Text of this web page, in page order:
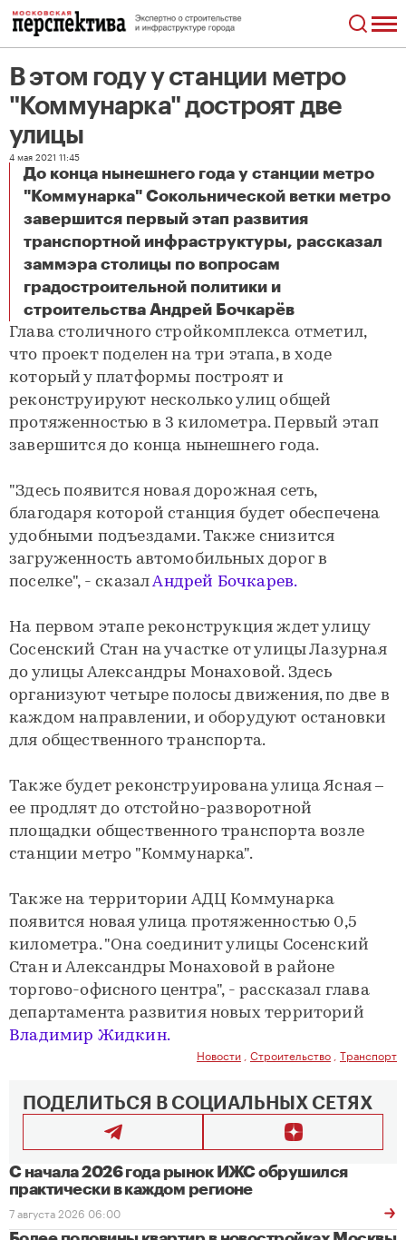
В этом году у станции метро
"Коммунарка" достроят две
улицы
4 мая 2021 11:45
До конца нынешнего года у станции метро
"Коммунарка" Сокольнической ветки метро
завершится первый этап развития
транспортной инфраструктуры, рассказал
заммэра столицы по вопросам
градостроительной политики и
строительства Андрей Бочкарёв
Глава столичного стройкомплекса отметил,
что проект поделен на три этапа, в ходе
который у платформы построят и
реконструируют несколько улиц общей
протяженностью в 3 километра. Первый этап
завершится до конца нынешнего года.
"Здесь появится новая дорожная сеть,
благодаря которой станция будет обеспечена
удобными подъездами. Также снизится
загруженность автомобильных дорог в
поселке", - сказалАндрей Бочкарев.
На первом этапе реконструкция ждет улицу
Сосенский Стан на участке от улицы Лазурная
до улицы Александры Монаховой. Здесь
организуют четыре полосы движения, по две в
каждом направлении, и оборудуют остановки
для общественного транспорта.
Также будет реконструирована улица Ясная –
ее продлят до отстойно-разворотной
площадки общественного транспорта возле
станции метро "Коммунарка".
Также на территории АДЦ Коммунарка
появится новая улица протяженностью 0,5
километра. "Она соединит улицы Сосенский
Стан и Александры Монаховой в районе
торгово-офисного центра", - рассказал глава
департамента развития новых территорий
Владимир Жидкин.
Новости Строительство Транспорт
ПОДЕЛИТЬСЯ В СОЦИАЛЬНЫХ СЕТЯХ
С начала 2026 года рынок ИЖС обрушился
практически в каждом регионе
7 августа 2026 06:00